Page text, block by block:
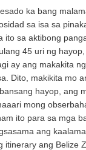
ka bang
sa isa sa
ito sa aktibong
45 uri ng
ay ang makakita
Dito, makikita mo
hayop, ang
mong
ito para sa mga
ang
itinerary ang Belize